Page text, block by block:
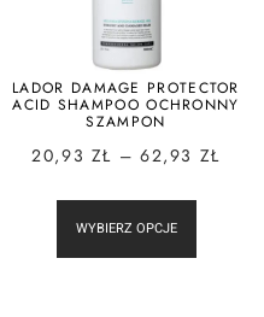
LADOR DAMAGE PROTECTOR
ACID SHAMPOO OCHRONNY
SZAMPON
20,93 ZŁ – 62,93 ZŁ
WYBIERZ OPCJE